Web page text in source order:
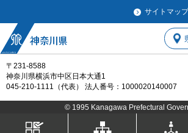
サイトマップ
〒231-8588
神奈川県横浜市中区日本大通1
045-210-1111（代表） 法人番号：1000020140007
© 1995 Kanagawa Prefectural